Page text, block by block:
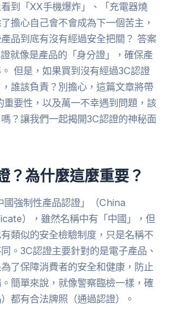
到「XX手機爆炸」、「充電器燒
擔心自己會不會成為下一個苦主，
品到底有沒有經過安全把關？ 答案
就像是產品的「身分證」，確保產
但是，如果買到沒有經過3C認證
誰該負責？別擔心，這篇文章將帶
要性，以及萬一不幸遇到問題，該
？讓我們一起揭開3C認證的神秘面
？為什麼這麼重要？
國強制性產品認證」（China
），雖然名稱中有「中國」，但
類似的安全檢驗制度，只是名稱不
。3C認證主要針對的是電子產品、
了保障消費者的安全和健康，防止
簡單來說，就像警察臨檢一樣，確
都有合法牌照（通過認證）。